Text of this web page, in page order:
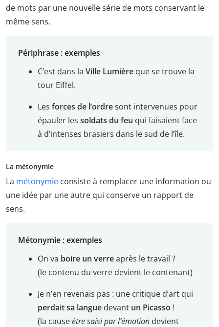
de mots par une nouvelle série de mots conservant le
même sens.
Périphrase : exemples
C’est dans la Ville Lumièreque se trouve la
tour Eiffel.
Les forces de l’ordresont intervenues pour
épauler les soldats du feu qui faisaient face
à d’intenses brasiers dans le sud de l’île.
La métonymie
La métonymie consiste à remplacer une information ou
une idée par une autre qui conserve un rapport de
sens.
Métonymie : exemples
On va boire un verreaprès le travail ?
(le contenu du verre devient le contenant)
Je n’en revenais pas : une critique d’art qui
perdait sa languedevant un Picasso !
(la causeêtre saisi par l’émotiondevient